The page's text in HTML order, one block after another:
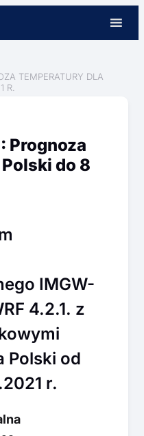
TEMPERATURY DLA
R.
Prognoza
do 8
IMGW-
4.2.1. z
Polski od
r.